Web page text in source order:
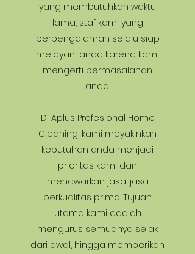
yang membutuhkan waktu
lama, staf kami yang
berpengalaman selalu siap
melayani anda karena kami
mengerti permasalahan
anda.
Di Aplus Profesional Home
Cleaning, kami meyakinkan
kebutuhan anda menjadi
prioritas kami dan
menawarkan jasa-jasa
berkualitas prima. Tujuan
utama kami adalah
mengurus semuanya sejak
dari awal, hingga memberikan